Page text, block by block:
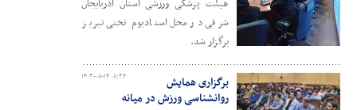
هیئت پزشکی ورزشی استان آذربایجان
شرقی در محل استادیوم تختی تبریز
برگزار شد.
۱۴۰۳-۰۸-۱۴ ۰۸:۳۶
برگزاری همایش
روانشناسی ورزش در میانه